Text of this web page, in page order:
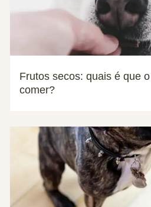
Frutos secos: quais é que
comer?